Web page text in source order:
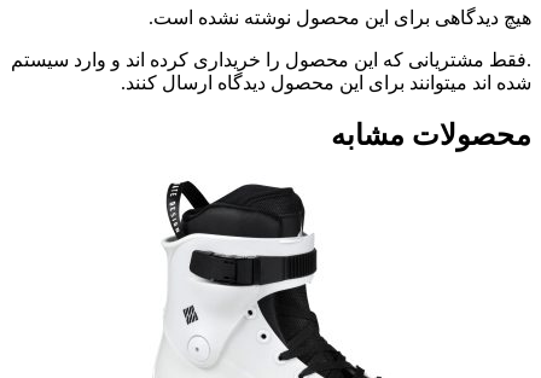
برای این محصول نوشته نشده است.
که این محصول را خریداری کرده اند و وارد سیستم
برای این محصول دیدگاه ارسال کنند.
مشابه